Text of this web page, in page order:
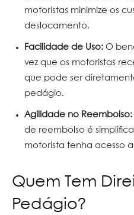
motoristas minimize os
deslocamento.
Facilidade de Uso: O
vez que os motoristas
que pode ser
pedágio.
Agilidade no Reembolso:
de reembolso é
motorista tenha acesso
Quem Tem
Pedágio?